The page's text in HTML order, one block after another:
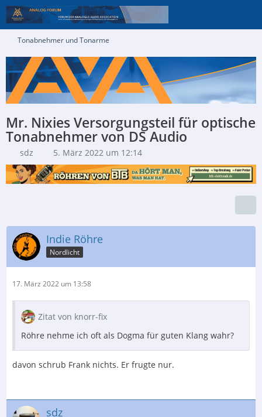
Tonabnehmer und Tonarme
Mr. Nixies Versorgungsteil für optische
Tonabnehmer von DS Audio
sdz 5. März 2022 um 12:14
Indie Röhre
Nordlicht
17. März 2022 um 13:58
Zitat von knorr-fix
Röhre nehme ich oft als Dogma für guten Klang wahr?
davon schrub Frank nichts. Er frugte nur.
sdz